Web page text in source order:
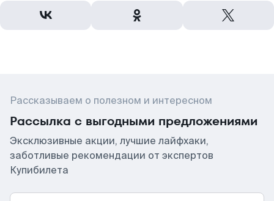
Рассказываем о полезном и интересном
Рассылка с выгодными предложениями
Эксклюзивные акции, лучшие лайфхаки,
заботливые рекомендации от экспертов
Купибилета